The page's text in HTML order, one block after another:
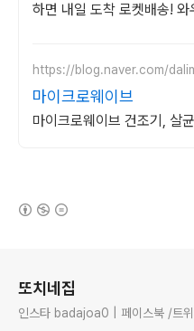
하면 내일 도착 로켓배송! 와
https://blog.naver.com/
마이크로웨이브
마이크로웨이브 건조기, 살
또치네집